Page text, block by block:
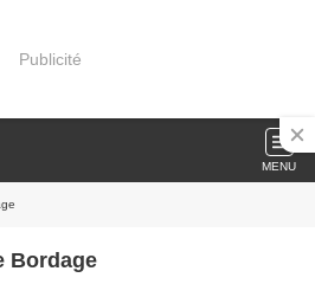
Publicité
MENU
Bordage